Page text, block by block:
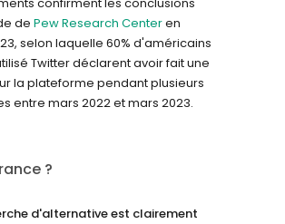
de Pew Research Centeren
selon laquelle 60% d'américains
Twitter déclarent avoir fait une
la plateforme pendant plusieurs
entre mars 2022 et mars 2023.
?
d'alternative est clairement